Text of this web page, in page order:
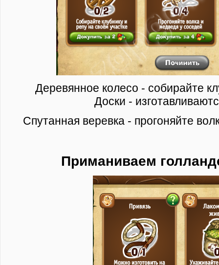
Деревянное колесо - собирайте
Доски -
Спутанная веревка - прогоняйте
Приманиваем